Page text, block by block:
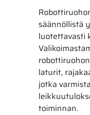
säännöllistä
luotettavasti
laturit,
jotka
toiminnan.